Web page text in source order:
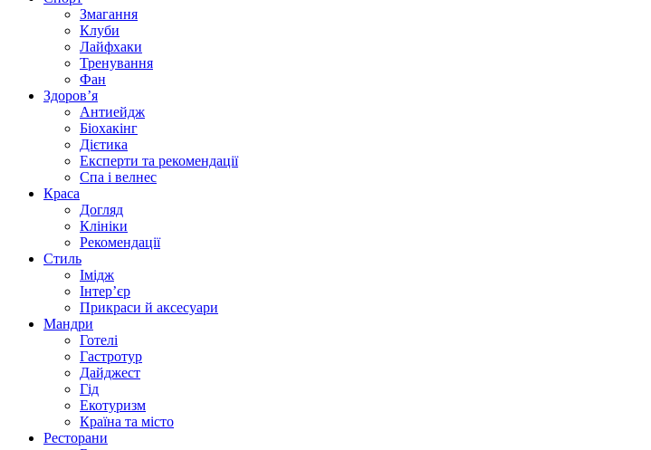
Змагання
Клуби
Лайфхаки
Тренування
Фан
Здоров’я
Антиейдж
Біохакінг
Дієтика
Експерти та рекомендації
Спа i велнес
Краса
Догляд
Клініки
Рекомендації
Стиль
Імідж
Інтер’єр
Прикраси й аксесуари
Мандри
Готелі
Гастротур
Дайджест
Гід
Екотуризм
Країна та місто
Ресторани